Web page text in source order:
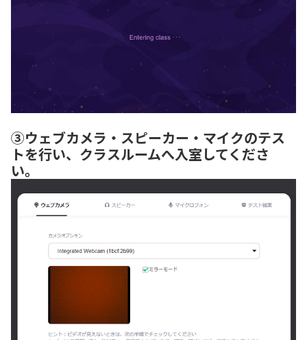
③ウェブカメラ・スピーカー・マイクのテス
トを行い、クラスルームへ入室してくださ
い。